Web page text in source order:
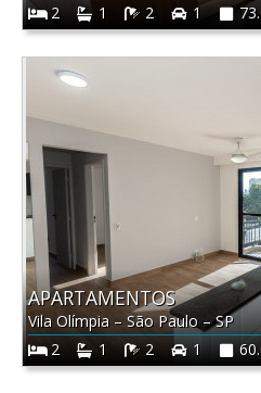
2
1 2 1
APARTAMENTOS
Vila Olímpia – São Paulo –SP
2
1 2 1